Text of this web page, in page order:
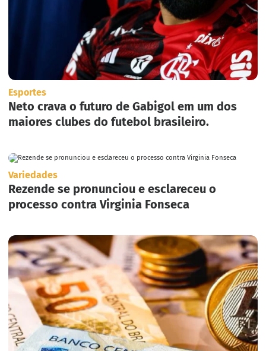
Esportes
Neto crava o futuro de Gabigol em um dos
maiores clubes do futebol brasileiro.
Variedades
Rezende se pronunciou e esclareceu o
processo contra Virginia Fonseca